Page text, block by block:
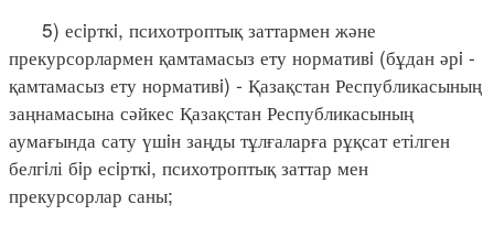
5) есiрткi, психотроптық заттармен және
прекурсорлармен қамтамасыз ету нормативi (бұдан әрi -
қамтамасыз ету нормативi) - Қазақстан Республикасының
заңнамасына сәйкес Қазақстан Республикасының
аумағында сату үшiн заңды тұлғаларға рұқсат етілген
белгiлі бiр есiрткi, психотроптық заттар мен
прекурсорлар саны;